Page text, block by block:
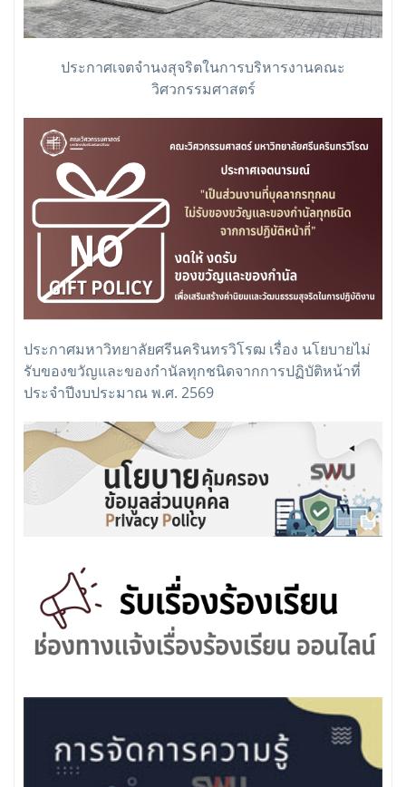
ประกาศเจตจำนงสุจริตในการบริหารงานคณะ
วิศวกรรมศาสตร์
ประกาศมหาวิทยาลัยศรีนครินทรวิโรฒ เรื่อง นโยบายไม่
รับของขวัญและของกำนัลทุกชนิดจากการปฏิบัติหน้าที่
ประจำปีงบประมาณ พ.ศ. 2569